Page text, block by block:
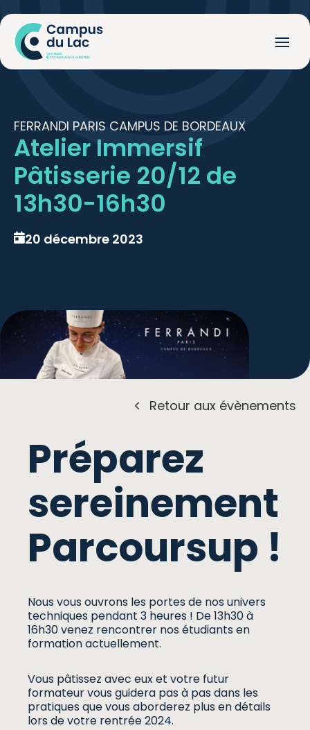
FERRANDI PARIS CAMPUS DE BORDEAUX
Atelier Immersif
Pâtisserie 20/12 de
13h30-16h30
20 décembre 2023
Retour aux évènements
Préparez
sereinement
Parcoursup !
Nous vous ouvrons les portes de nos univers
techniques pendant 3 heures ! De 13h30 à
16h30 venez rencontrer nos étudiants en
formation actuellement.
Vous pâtissez avec eux et votre futur
formateur vous guidera pas à pas dans les
pratiques que vous aborderez plus en détails
lors de votre rentrée 2024.